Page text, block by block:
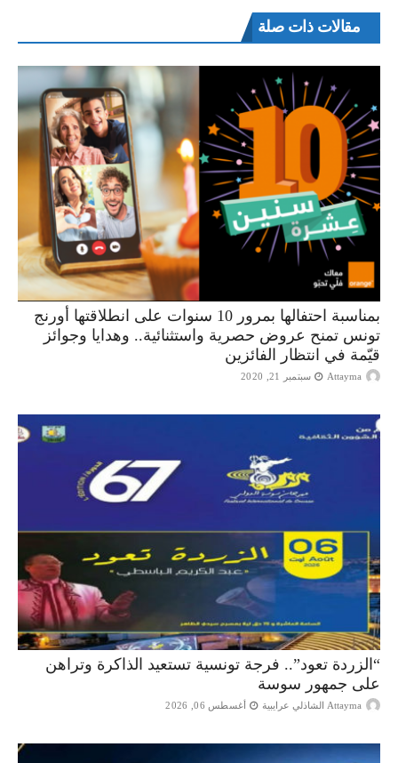
مقالات ذات صلة
بمناسبة احتفالها بمرور 10 سنوات على انطلاقتها أورنج
تونس تمنح عروض حصرية واستثنائية.. وهدايا وجوائز
قيّمة في انتظار الفائزين
Attayma سبتمبر 21, 2020
“الزردة تعود”.. فرجة تونسية تستعيد الذاكرة وتراهن
على جمهور سوسة
Attayma الشاذلي عرايبية أغسطس 06, 2026